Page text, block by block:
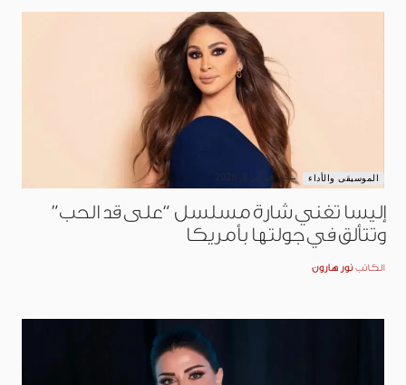
الموسيقى والأداء فبراير 8, 2026
إليسا تغني شارة مسلسل “على قد الحب”
وتتألق في جولتها بأمريكا
الكاتب نور هارون